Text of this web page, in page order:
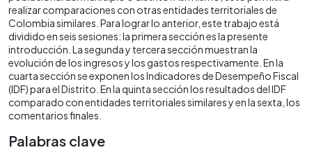
realizar comparaciones con otras entidades territoriales de
Colombia similares. Para lograr lo anterior, este trabajo está
dividido en seis sesiones: la primera sección es la presente
introducción. La segunda y tercera sección muestran la
evolución de los ingresos y los gastos respectivamente. En la
cuarta sección se exponen los Indicadores de Desempeño Fiscal
(IDF) para el Distrito. En la quinta sección los resultados del IDF
comparado con entidades territoriales similares y en la sexta, los
comentarios finales.
Palabras clave